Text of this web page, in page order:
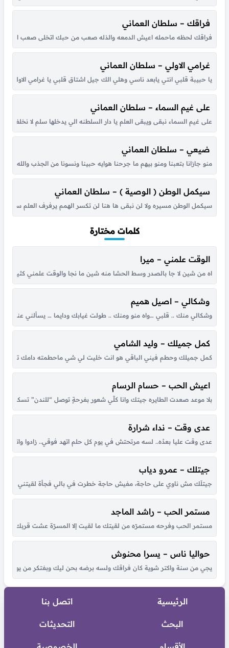
فراقك – سلطان العماني
فراقك لحظه ماحمله اعيش الدمعه والذله صعب من حبك اتخلى صعب انسى
غرامي الاولي – سلطان العماني
يا حبيبة قلبي انتي يابعد ناسي وهلي الك جيل اشتاق قلبي يا غرامي الاولي
على غيم السماء – سلطان العماني
على غيم السماء نبقى ويبقى العلم يا دار السلطنه الي يدخلها سلم لا نخلف
ضيعي – سلطان العماني
منو جازانا بتعبنا ومنو بيهم ما جرحنا هوايه حبينا ونسونا من الجذب
سيكمل الوطن ( الوصية ) – سلطان العماني
سيكمل الوطن مسيره ولا لن نبقى ها هنا لن تكسر الهمم يرفرف العلم سلطاننا
كلمات مختارة
الوقت علمني – ميرا
اه من شين لا جا بالصدر وسط الحشا منه شين ما نجا والوقت علمني كثير
وشكالي – اصيل هميم
وشكالي منك .. قلبي …واه منو ومنك .. طولت غيابك ودايما … يسألني عنك
كمل جميلك – وليد الشامي
كمل جميلك وحطم فيني الباقي هو انت خليت لي شي ماحطمته دامك تلذذ
اعيش الحب – حسام الرسام
بلا موعد صعدت الطايره جيتك وانا كلّي شعور بفرحةٍ توصل “للندن”
عدى وقت – نداء شرارة
عدى وقت عليا بعدُه.. لسه مرتحتش في يوم كل حلم اتهد فوقي.. زادوا
جيتلك – عمرو دياب
جيتلَك مش ناوي على حاجة، مفيش حاجة خطرت في بالي فجأة لقيتني قدام
مستمر الحب – راشد الماجد
مستمر الحب وفرحه مستمرّه من لقيتك ما لقيت إلا المسرّة عشت قربك
حواليا ناس – يسرا محنوش
يجي من سنة واكتر شوية كان فراقك ولسه برضه بحن ليك وبفتكر من يوم
الرئيسية اتصل بنا
البحث التحديثات